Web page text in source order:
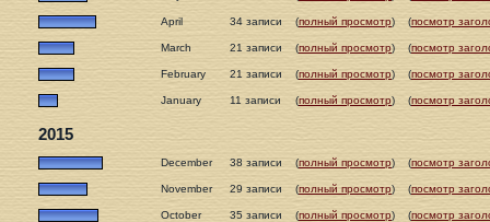
April 34 записи (полный просмотр) (посмотр
March 21 записи (полный просмотр) (посмотр
February 21 записи (полный просмотр) (посмотр
January 11 записи (полный просмотр) (посмотр
2015
December 38 записи (полный просмотр) (посмотр
November 29 записи (полный просмотр) (посмотр
October 35 записи (полный просмотр) (посмотр